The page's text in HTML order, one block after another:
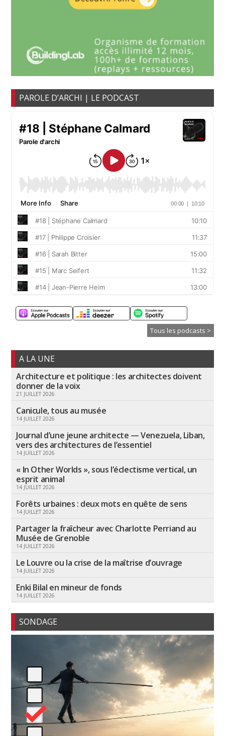
PAROLE D’ARCHI | LE PODCAST
Tous les podcasts >
A LA UNE
Architecture et politique : les architectes doivent
donner de la voix
21 JUILLET 2026
Canicule, tous au musée
14 JUILLET 2026
Journal d’une jeune architecte — Venezuela, Liban,
vers des architectures de l’essentiel
14 JUILLET 2026
« In Other Worlds », sous l’éclectisme vertical, un
esprit animal
14 JUILLET 2026
Forêts urbaines : deux mots en quête de sens
14 JUILLET 2026
Partager la fraîcheur avec Charlotte Perriand au
Musée de Grenoble
14 JUILLET 2026
Le Louvre ou la crise de la maîtrise d’ouvrage
14 JUILLET 2026
Enki Bilal en mineur de fonds
14 JUILLET 2026
SONDAGE